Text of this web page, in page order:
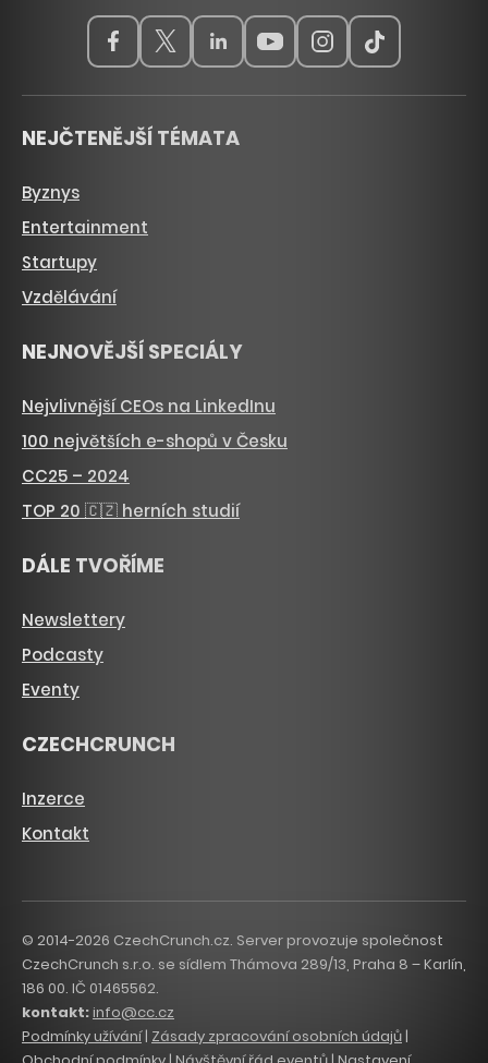
NEJČTENĚJŠÍ TÉMATA
Byznys
Entertainment
Startupy
Vzdělávání
NEJNOVĚJŠÍ SPECIÁLY
Nejvlivnější CEOs na LinkedInu
100 největších e-shopů v Česku
CC25 – 2024
TOP 20 🇨🇿 herních studií
DÁLE TVOŘÍME
Newslettery
Podcasty
Eventy
CZECHCRUNCH
Inzerce
Kontakt
© 2014-2026 CzechCrunch.cz. Server provozuje společnost
CzechCrunch s.r.o. se sídlem Thámova 289/13, Praha 8 – Karlín,
186 00. IČ 01465562.
kontakt:info@cc.cz
Podmínky užívání| Zásady zpracování osobních údajů|